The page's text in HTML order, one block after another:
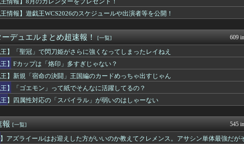
WCS2026のスケジュールや出演者等を公開！
スター
手いヤツは、AI生成まで上手い事が判明ｗｗｗｗｗｗ
スマブ
ルソナ４ リバイバル』体験会レポート動画公開＆「...
と5年くらい付き合ってゆっくり結婚したい
うまぴ
ライム4 新品が2999円に…
SELECTION開封動画投稿キャンペーン！
てSHS持ってたのか
艦これ
いこうとした荷物、デスストランディングすぎると話題にｗｗｗ...
暮らしwwwwww
始めるならまずは無料のフリートライアルがおすすめ...
GrandOrderのイラスト紹介3986
FGOま
円台に
Y速報
はもう手遅れ
パカ娘
感じたらおっさん
ウマ娘
王情報】遊戯王WCS2026のスケジュールや出演者等を公開！
デュエルまとめ超速報！ [一覧] 609
王】「聖冠」で閃刀姫がさらに強くなってしまったレイねえ
王】Fカップは「烙印」多すぎじゃない？
王】新規「宿命の決闘」王国編のカードめっちゃ出すじゃん
王】「ゴエモン」って紙でそんなに活躍してるの？
王】四属性対応の「スパイラル」が弱いのはしゃーない
報 [一覧] 545
】アズライールはお迎えした方がいいのか教えてクレメンス。アサシン単体最強だが